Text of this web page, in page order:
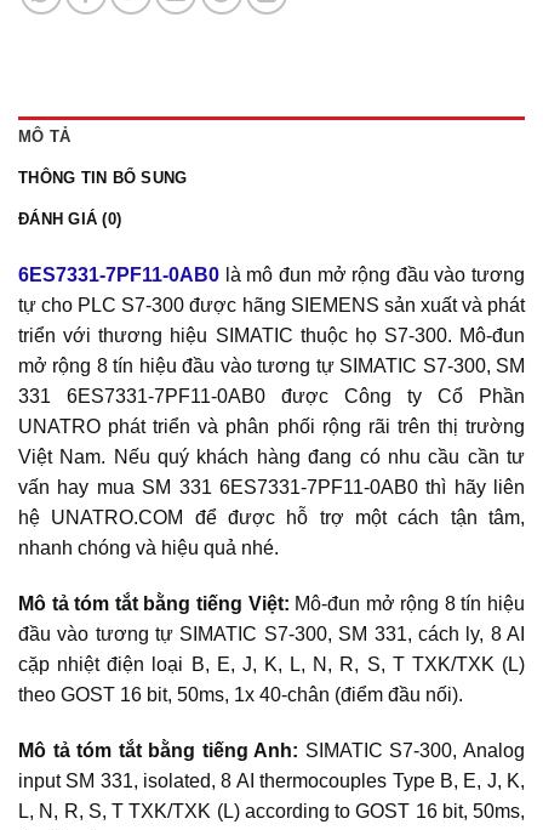
MÔ TẢ
THÔNG TIN BỔ SUNG
ĐÁNH GIÁ (0)
6ES7331-7PF11-0AB0 là mô đun mở rộng đầu vào tương
tự cho PLC S7-300 được hãng SIEMENS sản xuất và phát
triển với thương hiệu SIMATIC thuộc họ S7-300. Mô-đun
mở rộng 8 tín hiệu đầu vào tương tự SIMATIC S7-300, SM
331 6ES7331-7PF11-0AB0 được Công ty Cổ Phần
UNATRO phát triển và phân phối rộng rãi trên thị trường
Việt Nam. Nếu quý khách hàng đang có nhu cầu cần tư
vấn hay mua SM 331 6ES7331-7PF11-0AB0 thì hãy liên
hệ UNATRO.COM để được hỗ trợ một cách tận tâm,
nhanh chóng và hiệu quả nhé.
Mô tả tóm tắt bằng tiếng Việt: Mô-đun mở rộng 8 tín hiệu
đầu vào tương tự SIMATIC S7-300, SM 331, cách ly, 8 AI
cặp nhiệt điện loại B, E, J, K, L, N, R, S, T TXK/TXK (L)
theo GOST 16 bit, 50ms, 1x 40-chân (điểm đầu nối).
Mô tả tóm tắt bằng tiếng Anh: SIMATIC S7-300, Analog
input SM 331, isolated, 8 AI thermocouples Type B, E, J, K,
L, N, R, S, T TXK/TXK (L) according to GOST 16 bit, 50ms,